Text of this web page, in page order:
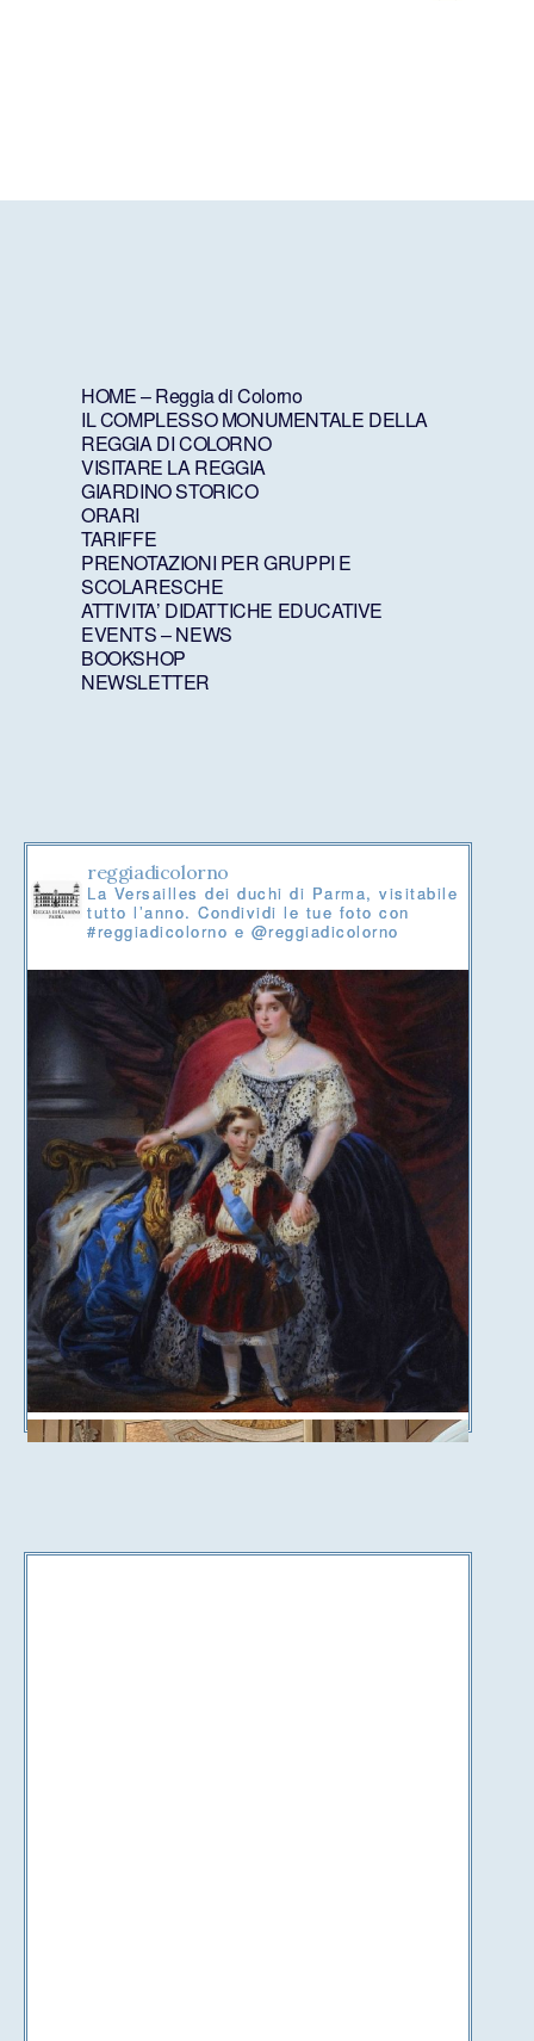
HOME – Reggia di Colorno
IL COMPLESSO MONUMENTALE DELLA
REGGIA DI COLORNO
VISITARE LA REGGIA
GIARDINO STORICO
ORARI
TARIFFE
PRENOTAZIONI PER GRUPPI E
SCOLARESCHE
ATTIVITA’ DIDATTICHE EDUCATIVE
EVENTS – NEWS
BOOKSHOP
NEWSLETTER
reggiadicolorno
La Versailles dei duchi di Parma, visitabile
tutto l’anno. Condividi le tue foto con
#reggiadicolorno e @reggiadicolorno